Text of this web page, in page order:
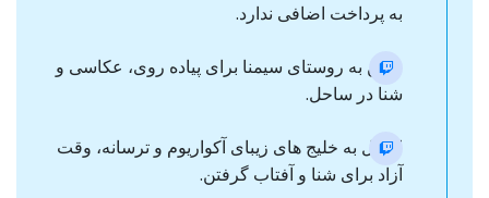
به پرداخت اضافی ندارد.
رفتن به روستای سیمنا برای پیاده روی، عکاسی و
شنا در ساحل.
انتقال به خلیج های زیبای آکواریوم و ترسانه، وقت
آزاد برای شنا و آفتاب گرفتن.